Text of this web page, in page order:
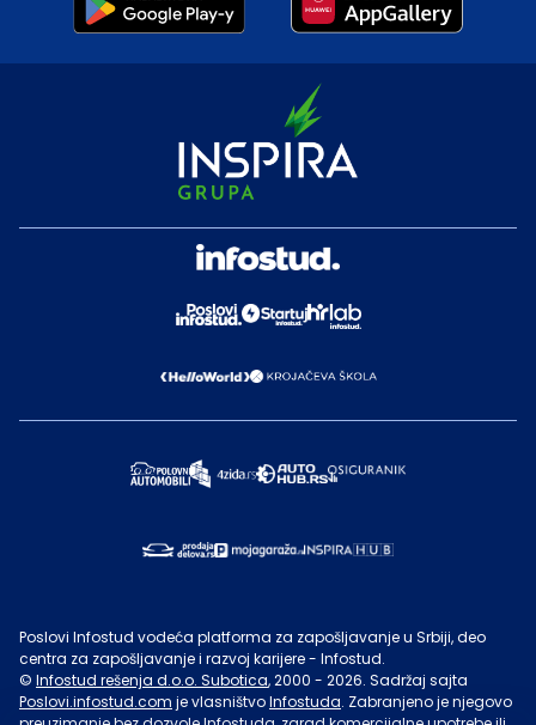
Poslovi Infostud vodeća platforma za zapošljavanje u Srbiji, deo
centra za zapošljavanje i razvoj karijere - Infostud.
© Infostud rešenja d.o.o. Subotica, 2000 - 2026. Sadržaj sajta
Poslovi.infostud.com je vlasništvoInfostuda. Zabranjeno je njegovo